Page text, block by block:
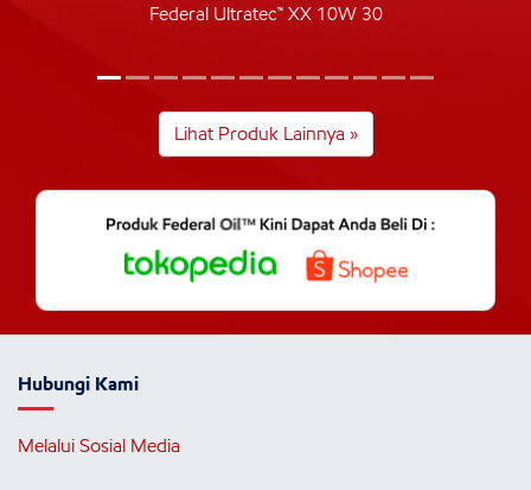
Federal Ultratec™ XX 10W 30
Lihat Produk Lainnya »
Hubungi Kami
Melalui Sosial Media